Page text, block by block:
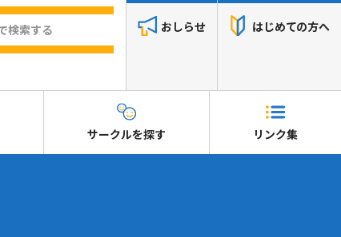
おしらせ はじめての方へ
サークルを探す リンク集